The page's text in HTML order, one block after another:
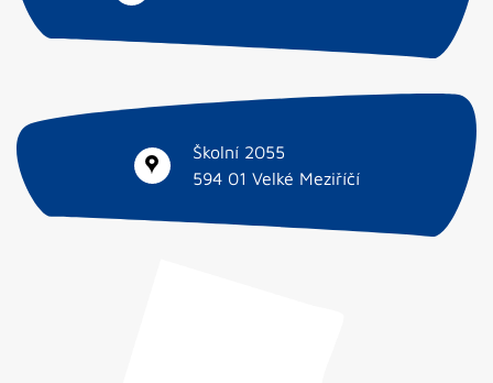
Školní 2055
594 01 Velké Meziříčí